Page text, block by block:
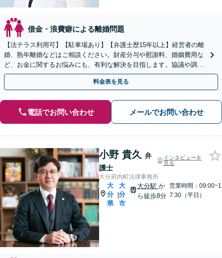
借金・浪費癖による離婚問題
【法テラス利用可】【駐車場あり】【弁護士歴15年以上】経営者の離
婚、熟年離婚などはご相談ください。財産分与や慰謝料、婚姻費用な
ど、お金に関するお悩みにも、有利な解決を目指します。協議や調
停、訴訟で代理人として適切に交渉いたします【完全個室】
料金表を見る
電話でお問い合わせ メールでお問い合わせ
小野 貴久 弁
護士
インタビューを
見る
大分府内町法律事務所
大
分
県
|
大
分
市
大分駅 か
ら徒歩8分
営業時間：09:00~1
7:30（平日）